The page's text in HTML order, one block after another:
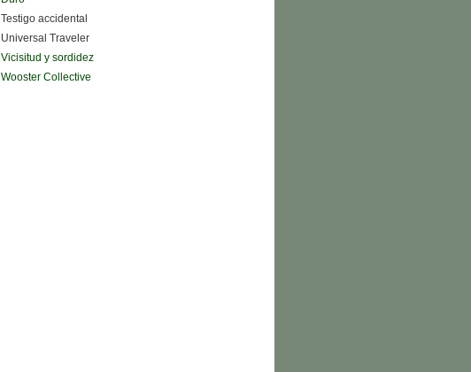
Testigo accidental
Universal Traveler
Vicisitud y sordidez
Wooster Collective